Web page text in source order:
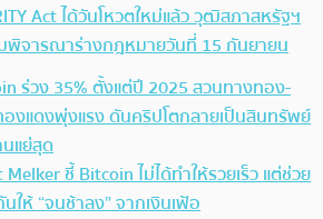
Act ได้วันโหวตใหม่แล้ว วุฒิสภาสหรัฐฯ
พิจารณาร่างกฎหมายวันที่ 15 กันยายน
ร่วง 35% ตั้งแต่ปี 2025 สวนทางทอง-
องแดงพุ่งแรง ดันคริปโตกลายเป็นสินทรัพย์
แย่สุด
ชี้ Bitcoin ไม่ได้ทำให้รวยเร็ว แต่ช่วย
ให้ “จนช้าลง” จากเงินเฟ้อ